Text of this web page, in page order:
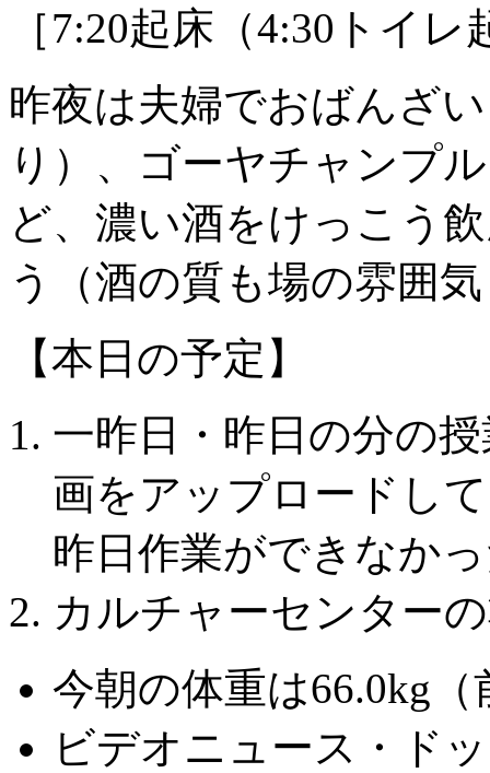
［7:20起床（4:30トイ
昨夜は夫婦でおばんざ
り）、ゴーヤチャンプ
ど、濃い酒をけっこう
う（酒の質も場の雰囲
【本日の予定】
一昨日・昨日の分の
画をアップロードし
昨日作業ができなか
カルチャーセンター
今朝の体重は66.0kg（
ビデオニュース・ド